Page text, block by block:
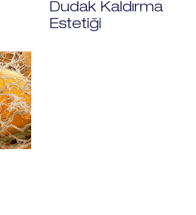
Dudak Kaldırma
Estetiği